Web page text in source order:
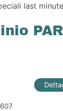
last